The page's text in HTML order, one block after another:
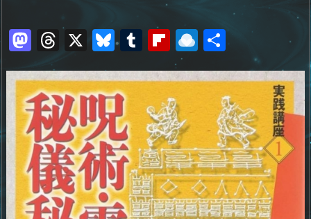
M
st
o
d
o
n
T
re
a
d
s
X Bl
e
sk
y
T
m
bl
r
Fl
ip
b
o
ar
d
R
n
ro
p.
io
共